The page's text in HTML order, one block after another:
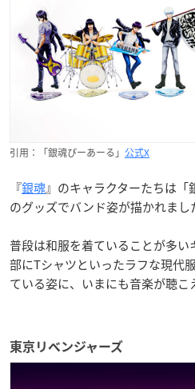
引用：「銀魂ぴーあーる」 公式X
『銀魂』のキャラクターたちは「
のグッズでバンド姿が描かれまし
普段は和服を着ていることが多い
部にTシャツといったラフな現代
ている姿に、いまにも音楽が聴こ
東京リベンジャーズ